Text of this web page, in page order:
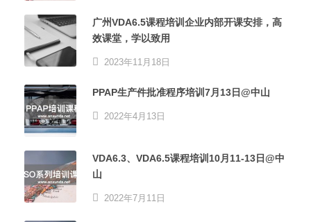
广州VDA6.5课程培训企业内部开课安排，高
效课堂，学以致用
2023年11月18日
PPAP生产件批准程序培训7月13日@中山
2022年4月13日
VDA6.3、VDA6.5课程培训10月11-13日@中
山
2022年7月11日